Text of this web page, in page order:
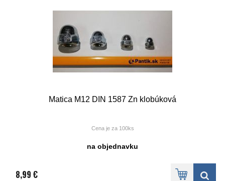
Matica M12 DIN 1587 Zn klobúková
Cena je za 100ks
na objednavku
8,99 €